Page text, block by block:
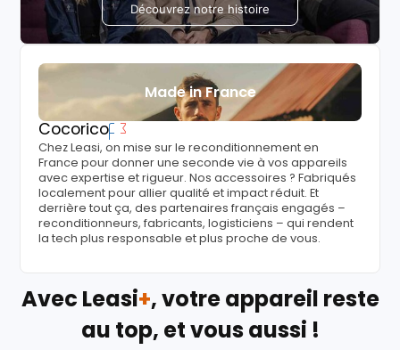
Découvrez notre histoire
Made in France
Cocorico
Chez Leasi, on mise sur le reconditionnement en
France pour donner une seconde vie à vos appareils
avec expertise et rigueur. Nos accessoires ? Fabriqués
localement pour allier qualité et impact réduit. Et
derrière tout ça, des partenaires français engagés –
reconditionneurs, fabricants, logisticiens – qui rendent
la tech plus responsable et plus proche de vous.
Avec Leasi+, votre appareil reste
au top, et vous aussi !